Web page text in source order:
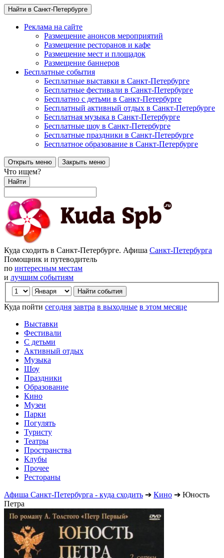
Найти в Санкт-Петербурге
Реклама на сайте
Размещение анонсов мероприятий
Размещение ресторанов и кафе
Размещение мест и площадок
Размещение баннеров
Бесплатные события
Бесплатные выставки в Санкт-Петербурге
Бесплатные фестивали в Санкт-Петербурге
Бесплатно с детьми в Санкт-Петербурге
Бесплатный активный отдых в Санкт-Петербурге
Бесплатная музыка в Санкт-Петербурге
Бесплатные шоу в Санкт-Петербурге
Бесплатные праздники в Санкт-Петербурге
Бесплатное образование в Санкт-Петербурге
Открыть меню Закрыть меню
Что ищем?
Найти
Куда сходить в Санкт-Петербурге. Афиша Санкт-Петербурга
Помощник и путеводитель
по интересным местам
и лучшим событиям
Куда пойти сегодня завтра в выходные в этом месяце
Выставки
Фестивали
С детьми
Активный отдых
Музыка
Шоу
Праздники
Образование
Кино
Музеи
Парки
Погулять
Туристу
Театры
Пространства
Клубы
Прочее
Рестораны
Афиша Санкт-Петербурга - куда сходить ➔ Кино ➔ Юность
Петра